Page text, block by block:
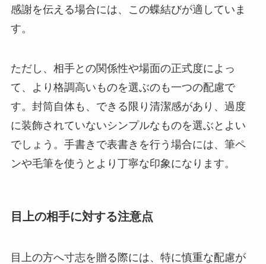
感謝を伝える場合には、この蝶結びが適していま
す。
ただし、相手との関係性や場面の正式度によっ
て、より格調高いものを選ぶのも一つの配慮で
す。封筒自体も、できる限り清潔感があり、過度
に装飾されていないシンプルなものを選ぶとよい
でしょう。手書きで表書きを行う場合には、筆ペ
ンや毛筆を使うとより丁寧な印象になります。
目上の相手に対する注意点
目上の方へ寸志を贈る際には、特に慎重な配慮が